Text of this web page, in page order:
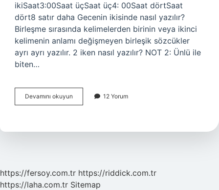
ikiSaat3:00Saat üçSaat üç4: 00Saat dörtSaat
dört8 satır daha Gecenin ikisinde nasıl yazılır?
Birleşme sırasında kelimelerden birinin veya ikinci
kelimenin anlamı değişmeyen birleşik sözcükler
ayrı ayrı yazılır. 2 iken nasıl yazılır? NOT 2: Ünlü ile
biten…
Devamını okuyun
Saat
Yazılır
12 Yorum
https://fersoy.com.tr https://riddick.com.tr
https://laha.com.tr Sitemap